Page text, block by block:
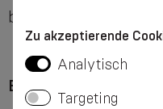
begleitet sein.
Eine Hernie muss
Zu akzeptierende
Analytisch
Targeting